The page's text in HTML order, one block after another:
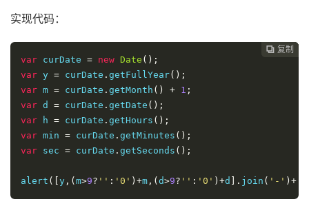
实现代码：
 复制
 复制
 复制
 复制
var curDate = new Date ();
var y = curDate . getFullYear();
var m = curDate . getMonth () + 1 ;
var d = curDate . getDate ();
var h = curDate . getHours ();
var min = curDate . getMinutes ();
var sec = curDate . getSeconds ();
alert ([y ,(m>9? '' : '0' )+m ,(d>9? '' : '0' )+d ]. join ( '-' )+